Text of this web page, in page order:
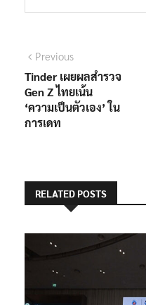
แนะแนว
เรื่อง
Previous
post:
Tinder เผยผลสำรวจ
Gen Z ไทยเน้น
‘ความเป็นตัวเอง’ ใน
การเดท
RELATED POSTS